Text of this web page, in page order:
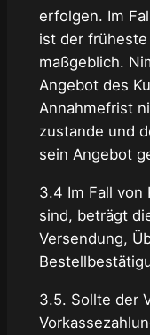
erfolgen. Im
ist der
maßgeblich.
Angebot des
Annahmefrist
zustande und
sein Angebot
3.4 Im Fall von
sind, beträgt
Versendung,
3.5. Sollte der